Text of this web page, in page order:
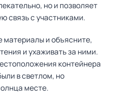
но и позволяет
связь с участниками.
материалы и объясните,
и ухаживать за ними.
контейнера
в светлом, но
месте.